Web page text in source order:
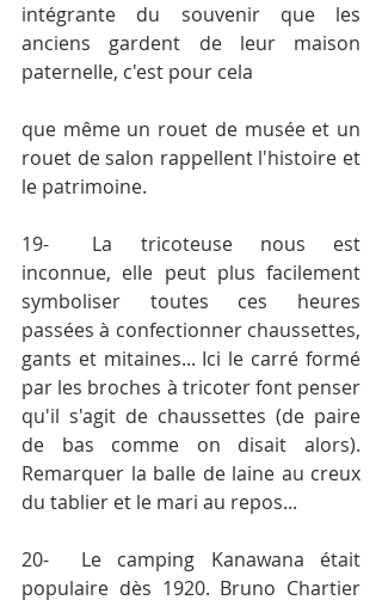
intégrante du souvenir que les
anciens gardent de leur maison
paternelle, c'est pour cela
que même un rouet de musée et un
rouet de salon rappellent l'histoire et
le patrimoine.
19-	La tricoteuse nous est
inconnue, elle peut plus facilement
symboliser toutes ces heures
passées à confectionner chaussettes,
gants et mitaines... Ici le carré formé
par les broches à tricoter font penser
qu'il s'agit de chaussettes (de paire
de bas comme on disait alors).
Remarquer la balle de laine au creux
du tablier et le mari au repos...
20-	Le camping Kanawana était
populaire dès 1920. Bruno Chartier